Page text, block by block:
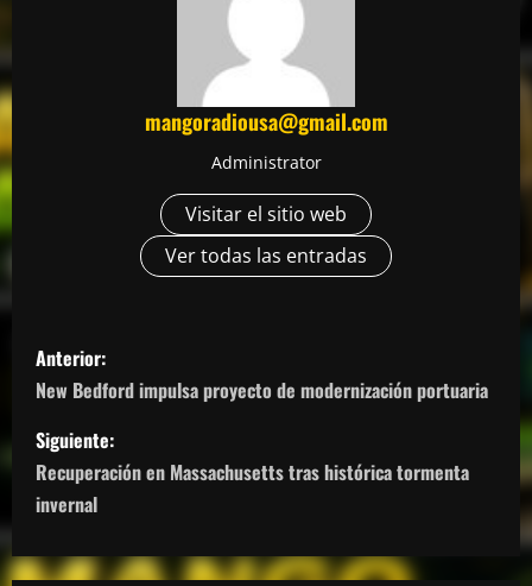
mangoradiousa@gmail.com
Administrator
Visitar el sitio web
Ver todas las entradas
N
a
v
e
g
Anterior:
New Bedford impulsa proyecto de modernización portuaria
Siguiente:
Recuperación en Massachusetts tras histórica tormenta
invernal